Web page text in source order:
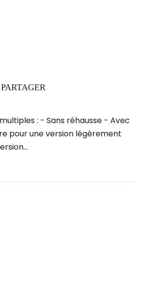
PARTAGER
: - Sans réhausse - Avec
pour une version légèrement